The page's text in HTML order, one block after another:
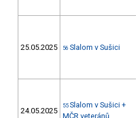
25.05.2025 56 Slalom v Sušici
24.05.2025
55 Slalom v Sušici +
MČR veteránů